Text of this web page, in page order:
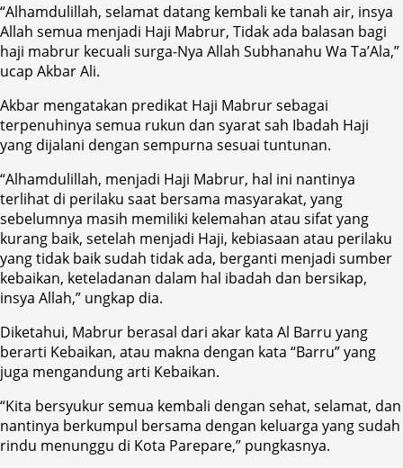
“Alhamdulillah, selamat datang kembali ke tanah air, insya
Allah semua menjadi Haji Mabrur, Tidak ada balasan bagi
haji mabrur kecuali surga-Nya Allah Subhanahu Wa Ta’Ala,”
ucap Akbar Ali.
Akbar mengatakan predikat Haji Mabrur sebagai
terpenuhinya semua rukun dan syarat sah Ibadah Haji
yang dijalani dengan sempurna sesuai tuntunan.
“Alhamdulillah, menjadi Haji Mabrur, hal ini nantinya
terlihat di perilaku saat bersama masyarakat, yang
sebelumnya masih memiliki kelemahan atau sifat yang
kurang baik, setelah menjadi Haji, kebiasaan atau perilaku
yang tidak baik sudah tidak ada, berganti menjadi sumber
kebaikan, keteladanan dalam hal ibadah dan bersikap,
insya Allah,” ungkap dia.
Diketahui, Mabrur berasal dari akar kata Al Barru yang
berarti Kebaikan, atau makna dengan kata “Barru” yang
juga mengandung arti Kebaikan.
“Kita bersyukur semua kembali dengan sehat, selamat, dan
nantinya berkumpul bersama dengan keluarga yang sudah
rindu menunggu di Kota Parepare,” pungkasnya.